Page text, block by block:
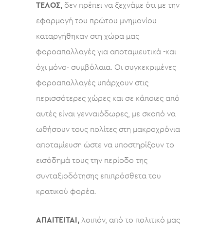
ΤΕΛΟΣ, δεν πρέπει να ξεχνάμε ότι με την
εφαρμογή του πρώτου μνημονίου
καταργήθηκαν στη χώρα μας
φοροαπαλλαγές για αποταμιευτικά -και
όχι μόνο- συμβόλαια. Οι συγκεκριμένες
φοροαπαλλαγές υπάρχουν στις
περισσότερες χώρες και σε κάποιες από
αυτές είναι γενναιόδωρες, με σκοπό να
ωθήσουν τους πολίτες στη μακροχρόνια
αποταμίευση ώστε να υποστηρίξουν το
εισόδημά τους την περίοδο της
συνταξιοδότησης επιπρόσθετα του
κρατικού φορέα.
ΑΠΑΙΤΕΙΤΑΙ, λοιπόν, από το πολιτικό μας